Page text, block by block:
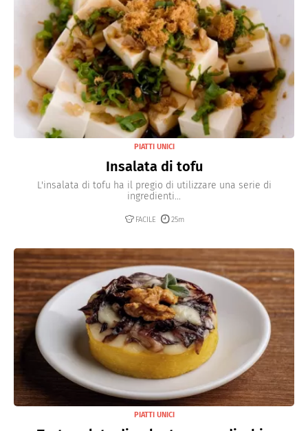
PIATTI UNICI
Insalata di tofu
L'insalata di tofu ha il pregio di utilizzare una serie di
ingredienti...
FACILE 25m
PIATTI UNICI